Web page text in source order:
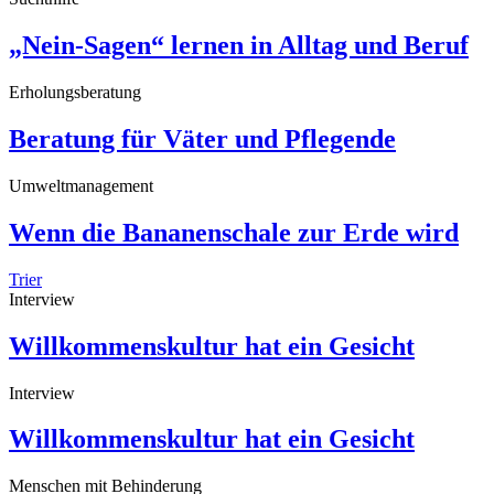
„Nein-Sagen“ lernen in Alltag und Beruf
Erholungsberatung
Beratung für Väter und Pflegende
Umweltmanagement
Wenn die Bananenschale zur Erde wird
Trier
Interview
Willkommenskultur hat ein Gesicht
Interview
Willkommenskultur hat ein Gesicht
Menschen mit Behinderung